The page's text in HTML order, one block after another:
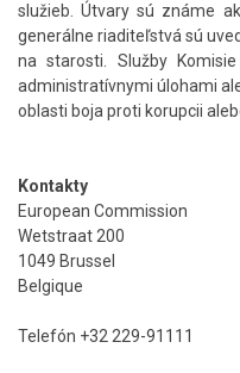
služieb. Útvary sú známe
generálne riaditeľstvá sú
na starosti. Služby
administratívnymi úlohami
oblasti boja proti korupcii
Kontakty
European Commission
Wetstraat 200
1049 Brussel
Belgique
Telefón +32 229-91111